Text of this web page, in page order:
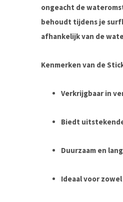
ongeacht de
behoudt tijdens je
afhankelijk van de
Kenmerken van de
Verkrijgbaar in
Biedt
Duurzaam en
Ideaal voor